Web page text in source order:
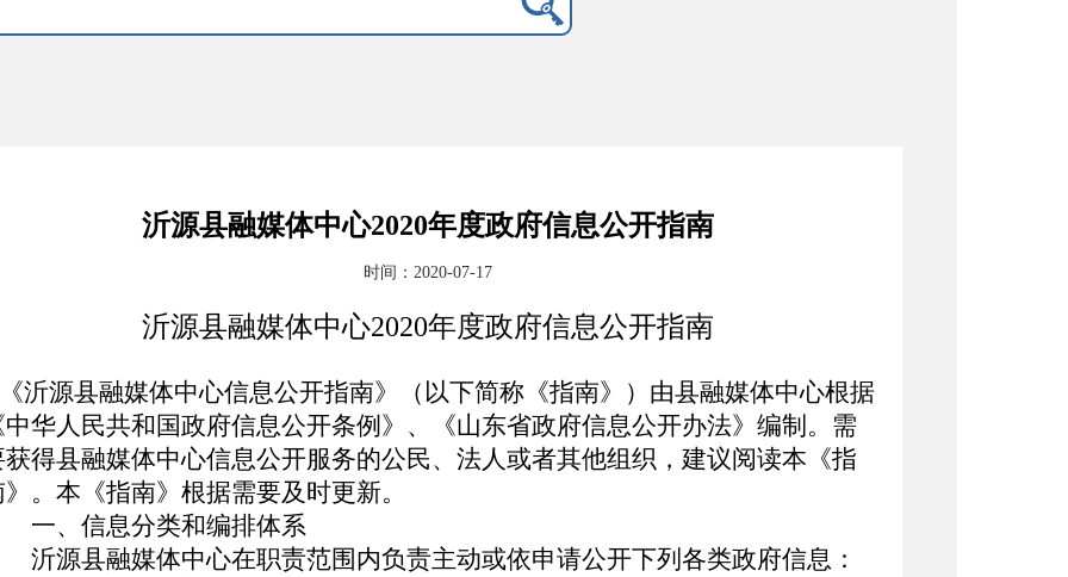
沂源县融媒体中心2020年度政府信息公开指南
时间：2020-07-17
沂源县融媒体中心2020年度政府信息公开指南
沂源县融媒体中心信息公开指南》（以下简称《指南》）由县融媒体中心根据
中华人民共和国政府信息公开条例》、《山东省政府信息公开办法》编制。需
获得县融媒体中心信息公开服务的公民、法人或者其他组织，建议阅读本《指
。本《指南》根据需要及时更新。
一、信息分类和编排体系
源县融媒体中心在职责范围内负责主动或依申请公开下列各类政府信息：